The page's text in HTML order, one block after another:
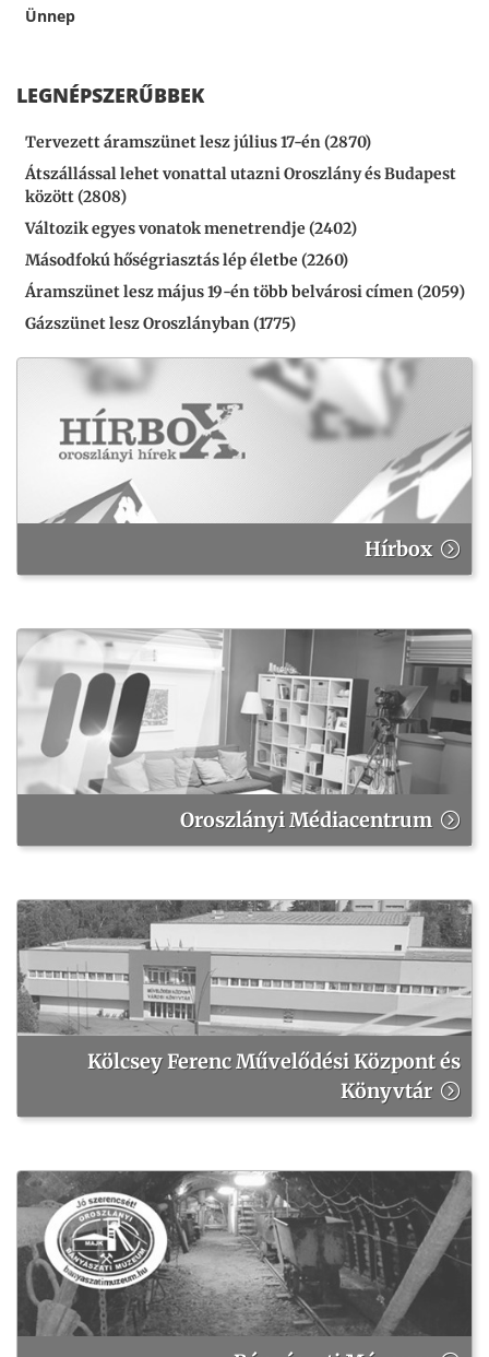
Ünnep
LEGNÉPSZERŰBBEK
Tervezett áramszünet lesz július 17-én (2870)
Átszállással lehet vonattal utazni Oroszlány és Budapest
között (2808)
Változik egyes vonatok menetrendje (2402)
Másodfokú hőségriasztás lép életbe (2260)
Áramszünet lesz május 19-én több belvárosi címen (2059)
Gázszünet lesz Oroszlányban (1775)
Hírbox
Oroszlányi Médiacentrum
Kölcsey Ferenc Művelődési Központ és
Könyvtár